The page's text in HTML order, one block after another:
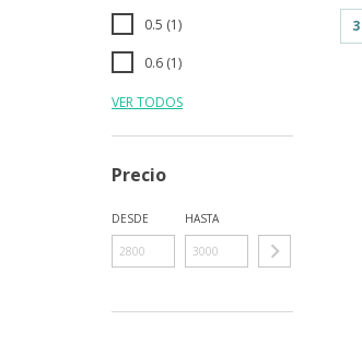
0.5 (1)
0.6 (1)
VER TODOS
Precio
DESDE HASTA
3